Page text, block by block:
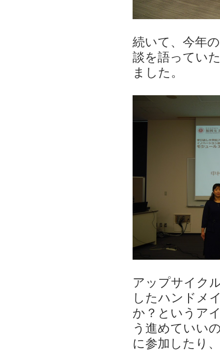
続いて、今年
談を語ってい
ました。
アップサイク
したハンドメ
か？というア
う進めていい
に参加したり